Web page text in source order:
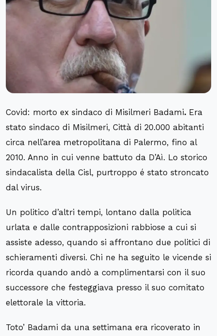
Covid: morto ex sindaco di Misilmeri Badami. Era
stato sindaco di Misilmeri, Città di 20.000 abitanti
circa nell’area metropolitana di Palermo, fino al
2010. Anno in cui venne battuto da D’Aì. Lo storico
sindacalista della Cisl, purtroppo é stato stroncato
dal virus.
Un politico d’altri tempi, lontano dalla politica
urlata e dalle contrapposizioni rabbiose a cui si
assiste adesso, quando si affrontano due politici di
schieramenti diversi. Chi ne ha seguito le vicende si
ricorda quando andò a complimentarsi con il suo
successore che festeggiava presso il suo comitato
elettorale la vittoria.
Toto’ Badami da una settimana era ricoverato in